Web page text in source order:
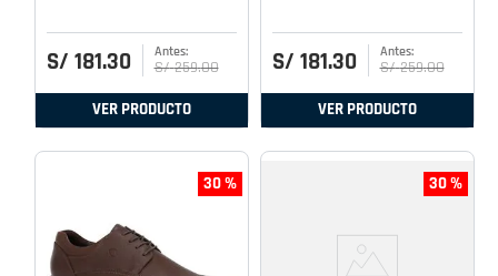
S/ 181.30 S/ 259.00
VER PRODUCTO
S/ 181.30 S/ 259.00
VER PRODUCTO
30 % 30 %